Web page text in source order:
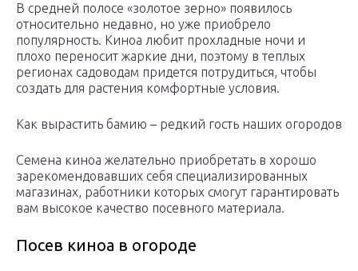
В средней полосе «золотое зерно» появилось
относительно недавно, но уже приобрело
популярность. Киноа любит прохладные ночи и
плохо переносит жаркие дни, поэтому в теплых
регионах садоводам придется потрудиться, чтобы
создать для растения комфортные условия.
Как вырастить бамию – редкий гость наших огородов
Семена киноа желательно приобретать в хорошо
зарекомендовавших себя специализированных
магазинах, работники которых смогут гарантировать
вам высокое качество посевного материала.
Посев киноа в огороде